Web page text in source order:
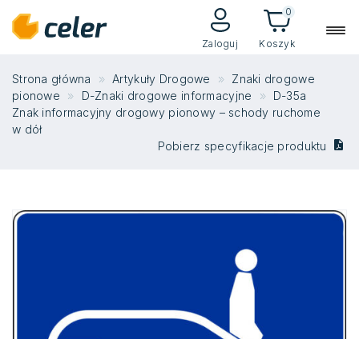
Zaloguj Koszyk
0
Strona główna Artykuły Drogowe
Znaki drogowe
pionowe
D-Znaki drogowe informacyjne
D-35a
Znak informacyjny drogowy pionowy – schody ruchome
w dół
Pobierz specyfikacje produktu